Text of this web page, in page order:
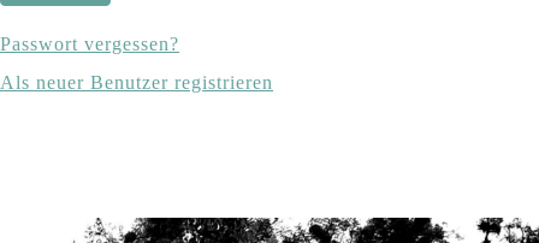
Passwort vergessen?
Als neuer Benutzer registrieren